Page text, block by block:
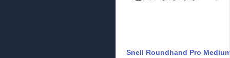
Snell Roundhand Pro